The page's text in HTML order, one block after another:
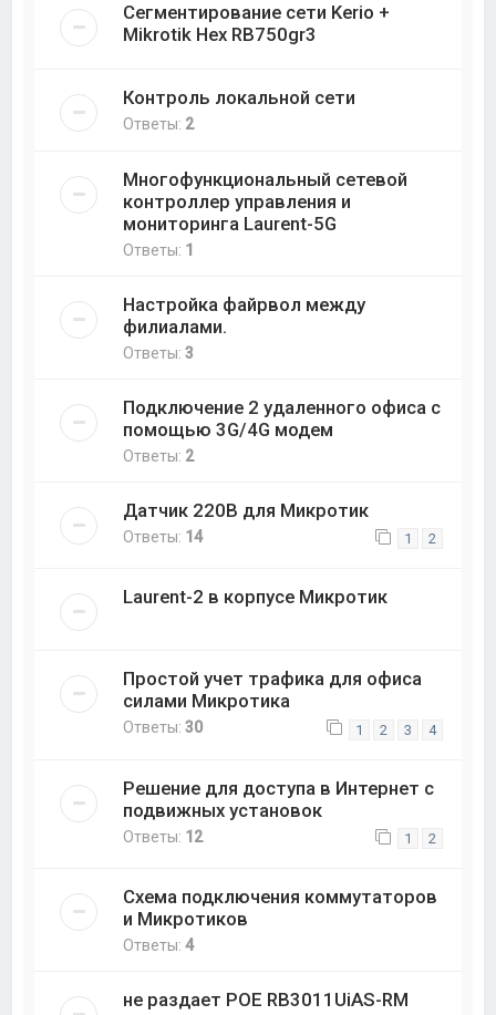
Сегментирование сети Kerio +
Mikrotik Hex RB750gr3
Контроль локальной сети
Ответы: 2
Многофункциональный сетевой
контроллер управления и
мониторинга Laurent-5G
Ответы: 1
Настройка файрвол между
филиалами.
Ответы:3
Подключение 2 удаленного офиса с
помощью 3G/4G модем
Ответы: 2
Датчик 220В для Микротик
Ответы: 14 1 2
Laurent-2 в корпусе Микротик
Простой учет трафика для офиса
силами Микротика
Ответы:30 1 2 3 4
Решение для доступа в Интернет с
подвижных установок
Ответы: 12 1 2
Схема подключения коммутаторов
и Микротиков
Ответы:4
не раздает POE RB3011UiAS-RM